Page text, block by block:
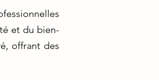
et du bien-
offrant des